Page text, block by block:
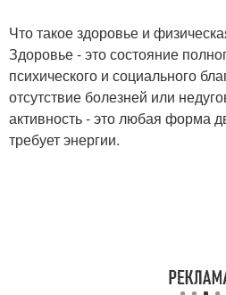
Что такое здоровье и
Здоровье - это состояние
психического и социального
отсутствие болезней или
активность - это любая форма
требует энергии.